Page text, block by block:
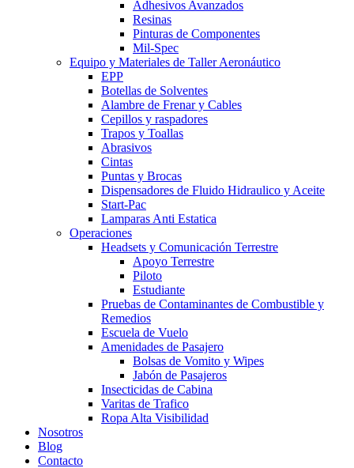
Adhesivos Avanzados
Resinas
Pinturas de Componentes
Mil-Spec
Equipo y Materiales de Taller Aeronáutico
EPP
Botellas de Solventes
Alambre de Frenar y Cables
Cepillos y raspadores
Trapos y Toallas
Abrasivos
Cintas
Puntas y Brocas
Dispensadores de Fluido Hidraulico y Aceite
Start-Pac
Lamparas Anti Estatica
Operaciones
Headsets y Comunicación Terrestre
Apoyo Terrestre
Piloto
Estudiante
Pruebas de Contaminantes de Combustible y
Remedios
Escuela de Vuelo
Amenidades de Pasajero
Bolsas de Vomito y Wipes
Jabón de Pasajeros
Insecticidas de Cabina
Varitas de Trafico
Ropa Alta Visibilidad
Nosotros
Blog
Contacto